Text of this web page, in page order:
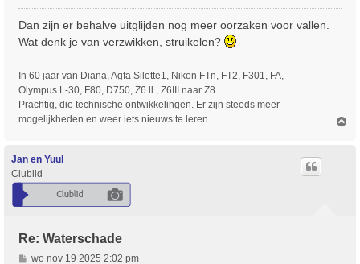
e
r
i
t
Dan zijn er behalve uitglijden nog meer oorzaken voor vallen.
Wat denk je van verzwikken, struikelen?
In 60 jaar van Diana, Agfa Silette1, Nikon FTn, FT2, F301, FA,
Olympus L-30, F80, D750, Z6 ll , Z6III naar Z8.
Prachtig, die technische ontwikkelingen. Er zijn steeds meer
mogelijkheden en weer iets nieuws te leren.
Jan en Yuul
Clublid
Re: Waterschade
Bwo nov 19 2025 2:02 pm